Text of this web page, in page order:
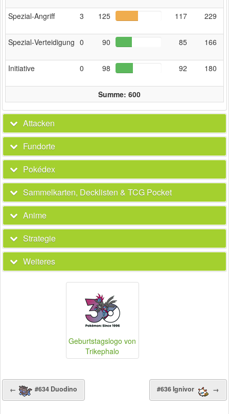
Spezial‑Angriff 3 125 117 229
Spezial‑Verteidigung 0 90 85 166
Initiative 0 98 92 180
Summe: 600
Attacken
Fundorte
Pokédex
Sammelkarten, Decklisten & TCG Pocket
Anime
Strategie
Weiteres
Geburtstagslogo von
Trikephalo
← #634 Duodino #636 Ignivor →